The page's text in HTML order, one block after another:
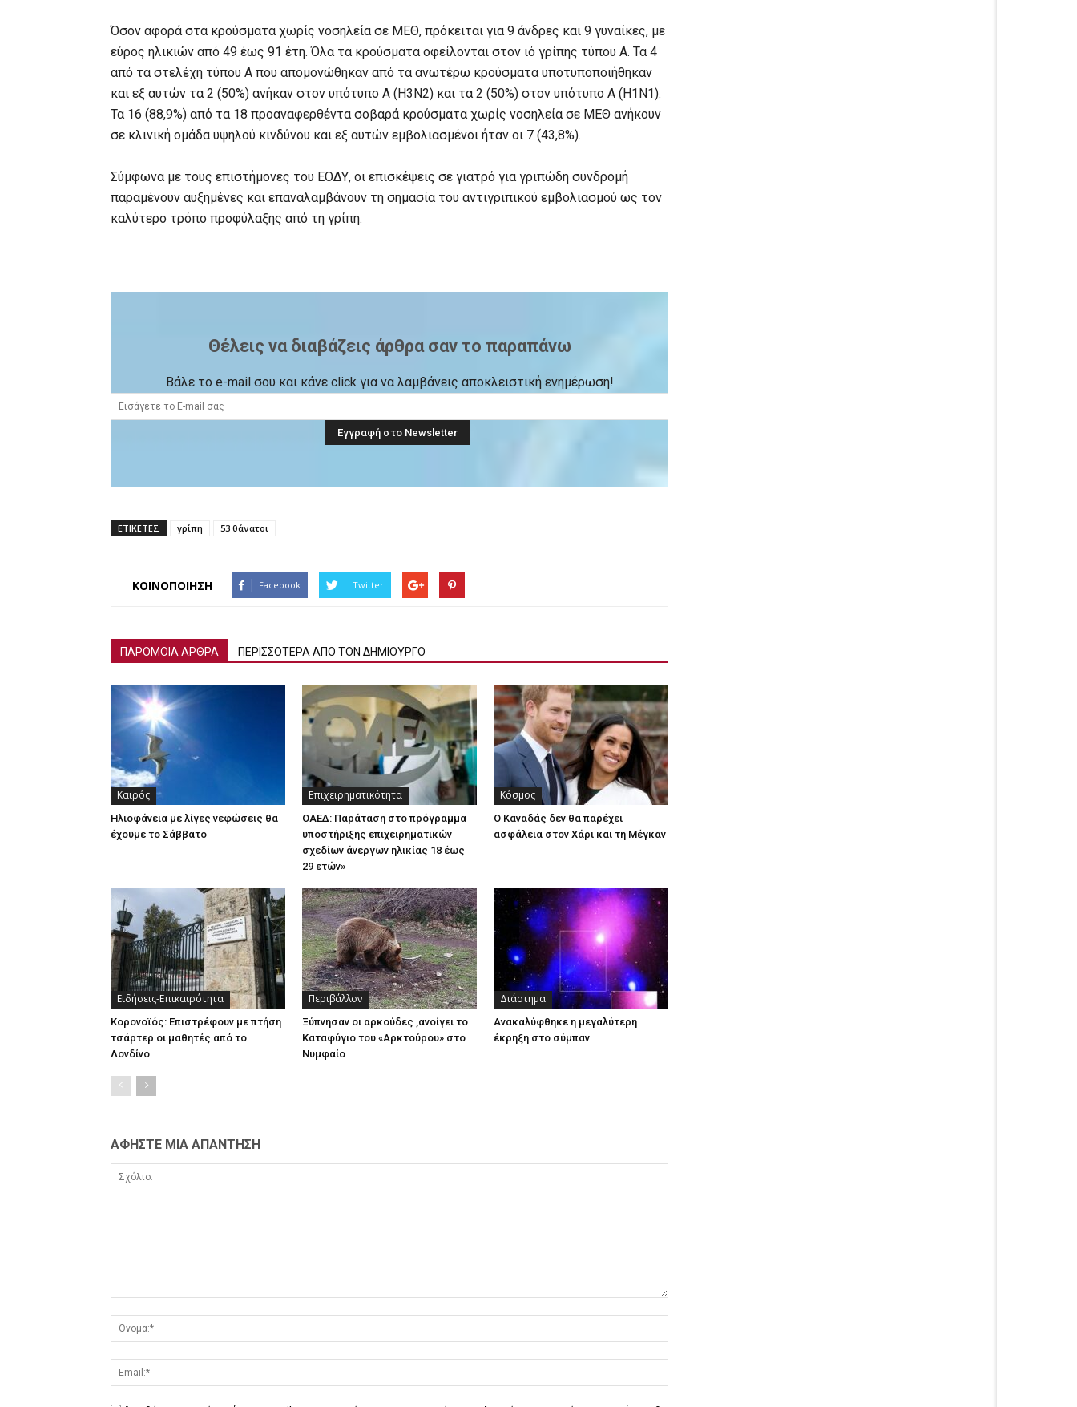
Όσον αφορά στα κρούσματα χωρίς νοσηλεία σε ΜΕΘ, πρόκειται για 9 άνδρες και 9 γυναίκες, με
εύρος ηλικιών από 49 έως 91 έτη. Όλα τα κρούσματα οφείλονται στον ιό γρίπης τύπου Α. Τα 4
από τα στελέχη τύπου Α που απομονώθηκαν από τα ανωτέρω κρούσματα υποτυποποιήθηκαν
και εξ αυτών τα 2 (50%) ανήκαν στον υπότυπο Α (Η3Ν2) και τα 2 (50%) στον υπότυπο Α (Η1Ν1).
Τα 16 (88,9%) από τα 18 προαναφερθέντα σοβαρά κρούσματα χωρίς νοσηλεία σε ΜΕΘ ανήκουν
σε κλινική ομάδα υψηλού κινδύνου και εξ αυτών εμβολιασμένοι ήταν οι 7 (43,8%).
Σύμφωνα με τους επιστήμονες του ΕΟΔΥ, οι επισκέψεις σε γιατρό για γριπώδη συνδρομή
παραμένουν αυξημένες και επαναλαμβάνουν τη σημασία του αντιγριπικού εμβολιασμού ως τον
καλύτερο τρόπο προφύλαξης από τη γρίπη.
Θέλεις να διαβάζεις άρθρα σαν το παραπάνω
Βάλε το e-mail σου και κάνε click για να λαμβάνεις αποκλειστική ενημέρωση!
ΕΤΙΚΕΤΕΣ γρίπη 53 θάνατοι
ΚΟΙΝΟΠΟΙΗΣΗ Facebook Twitter
ΠΑΡΟΜΟΙΑ ΑΡΘΡΑ ΠΕΡΙΣΣΟΤΕΡΑ ΑΠΟ ΤΟΝ ΔΗΜΙΟΥΡΓΟ
Καιρός
Ηλιοφάνεια με λίγες νεφώσεις θα
έχουμε το Σάββατο
Επιχειρηματικότητα
ΟΑΕΔ: Παράταση στο πρόγραμμα
υποστήριξης επιχειρηματικών
σχεδίων άνεργων ηλικίας 18 έως
29 ετών»
Κόσμος
Ο Καναδάς δεν θα παρέχει
ασφάλεια στον Χάρι και τη Μέγκαν
Ειδήσεις-Επικαιρότητα
Κορονοϊός: Επιστρέφουν με πτήση
τσάρτερ οι μαθητές από το
Λονδίνο
Περιβάλλον
Ξύπνησαν οι αρκούδες ,ανοίγει το
Καταφύγιο του «Αρκτούρου» στο
Νυμφαίο
Διάστημα
Ανακαλύφθηκε η μεγαλύτερη
έκρηξη στο σύμπαν
ΑΦΗΣΤΕ ΜΙΑ ΑΠΑΝΤΗΣΗ